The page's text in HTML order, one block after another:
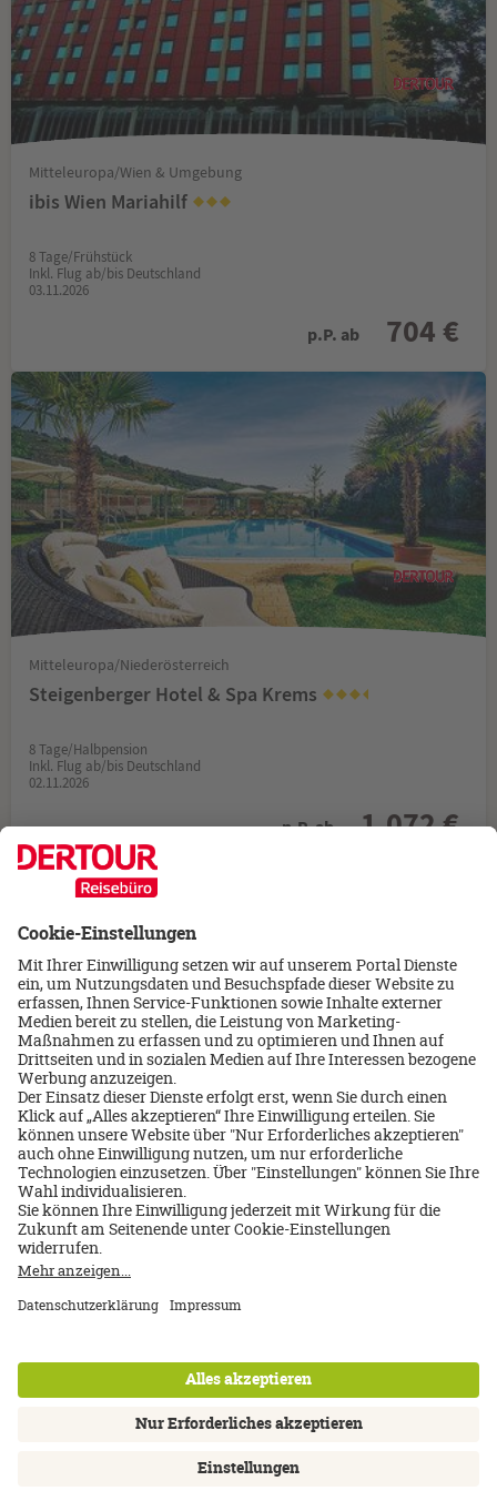
Mitteleuropa/Wien & Umgebung
ibis Wien Mariahilf
8 Tage/Frühstück
Inkl. Flug ab/bis Deutschland
03.11.2026
p.P. ab 704 €
Mitteleuropa/Niederösterreich
Steigenberger Hotel & Spa Krems
8 Tage/Halbpension
Inkl. Flug ab/bis Deutschland
02.11.2026
p.P. ab 1.072 €
Mitteleuropa/Wien & Umgebung
Beethoven
8 Tage/Frühstück
Inkl. Flug ab/bis Deutschland
02.11.2026
Über uns
DatenschutzAGBNutzungsbedingungen
Inhalte: Standards & MeldungBarrierefreiheitserklärung
facebook